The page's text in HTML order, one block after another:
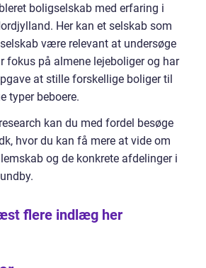
boligselskab med erfaring i
Her kan et selskab som
være relevant at undersøge
fokus på almene lejeboliger og har
at stille forskellige boliger til
typer beboere.
kan du med fordel besøge
hvor du kan få mere at vide om
og de konkrete afdelinger i
flere indlæg her